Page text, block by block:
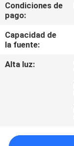
UNA
CITA
MAPA
Condiciones de
pago:
Capacidad de
la fuente:
Alta luz: